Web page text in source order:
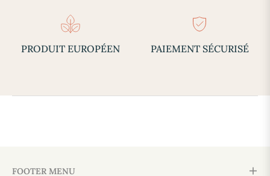
PRODUIT EUROPÉEN PAIEMENT SÉCURISÉ
FOOTER MENU